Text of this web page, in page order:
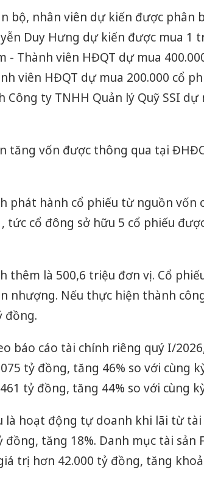
bộ, nhân viên dự kiến được phân
Duy Hưng dự kiến được mua 1
- Thành viên HĐQT dự mua
viên HĐQT dự mua 200.000 cổ
ty TNHH Quản lý Quỹ SSI dự
tăng vốn được thông qua tại
phát hành cổ phiếu từ nguồn vốn
tức cổ đông sở hữu 5 cổ phiếu
thêm là 500,6 triệu đơn vị. Cổ
nhượng. Nếu thực hiện thành
đồng.
báo cáo tài chính riêng quý I/
tỷ đồng, tăng 46% so với cùng
tỷ đồng, tăng 44% so với cùng
là hoạt động tự doanh khi lãi từ tài
đồng, tăng 18%. Danh mục tài sản
trị hơn 42.000 tỷ đồng, tăng